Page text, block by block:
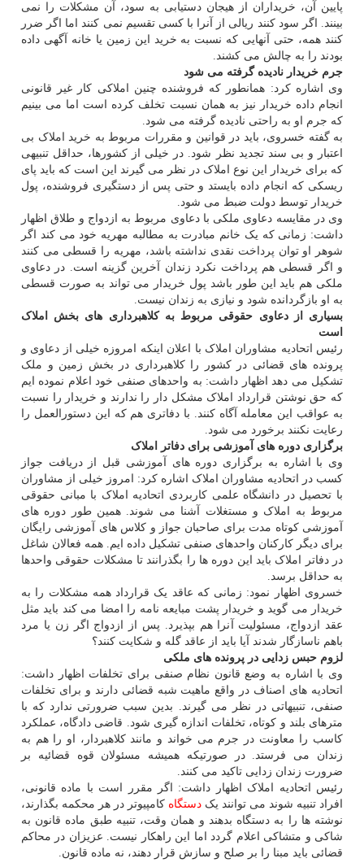
پایین آن، خریداران از هیجان دستیابی به سود، آن مشکلات را نمی
بینند. اگر سود کنند ریالی از آنرا با کسی تقسیم نمی کنند اما اگر ضرر
کنند همه، حتی آنهایی که نسبت به خرید این زمین یا خانه آگهی داده
بودند را به چالش می کشند.
جرم خریدار نادیده گرفته می شود
وی اشاره کرد: همانطور که فروشنده چنین املاکی کار غیر قانونی
انجام داده خریدار نیز به همان نسبت تخلف کرده است اما می بینیم
که جرم او به راحتی نادیده گرفته می شود.
به گفته خسروی، باید در قوانین و مقررات مربوط به خرید املاک بی
اعتبار و بی سند تجدید نظر شود. در خیلی از کشورها، حداقل تنبیهی
که برای خریدار این نوع املاک در نظر می گیرند این است که باید پای
ریسکی که انجام داده بایستد و حتی پس از دستگیری فروشنده، پول
خریدار توسط دولت ضبط می شود.
وی در مقایسه دعاوی ملکی با دعاوی مربوط به ازدواج و طلاق اظهار
داشت: زمانی که یک خانم مبادرت به مطالبه مهریه خود می کند اگر
شوهر او توان پرداخت نقدی نداشته باشد، مهریه را قسطی می کنند
و اگر قسطی هم پرداخت نکرد زندان آخرین گزینه است. در دعاوی
ملکی هم باید این طور باشد پول خریدار می تواند به صورت قسطی
به او بازگردانده شود و نیازی به زندان نیست.
بسیاری از دعاوی حقوقی مربوط به کلاهبرداری های بخش املاک
است
رئیس اتحادیه مشاوران املاک با اعلان اینکه امروزه خیلی از دعاوی و
پرونده های قضائی در کشور را کلاهبرداری در بخش زمین و ملک
تشکیل می دهد اظهار داشت: به واحدهای صنفی خود اعلام نموده ایم
که حق نوشتن قرارداد املاک مشکل دار را ندارند و خریدار را نسبت
به عواقب این معامله آگاه کنند. با دفاتری هم که این دستورالعمل را
رعایت نکنند برخورد می شود.
برگزاری دوره های آموزشی برای دفاتر املاک
وی با اشاره به برگزاری دوره های آموزشی قبل از دریافت جواز
کسب در اتحادیه مشاوران املاک اشاره کرد: امروز خیلی از مشاوران
با تحصیل در دانشگاه علمی کاربردی اتحادیه املاک با مبانی حقوقی
مربوط به املاک و مستغلات آشنا می شوند. همین طور دوره های
آموزشی کوتاه مدت برای صاحبان جواز و کلاس های آموزشی رایگان
برای دیگر کارکنان واحدهای صنفی تشکیل داده ایم. همه فعالان شاغل
در دفاتر املاک باید این دوره ها را بگذرانند تا مشکلات حقوقی واحدها
به حداقل برسد.
خسروی اظهار نمود: زمانی که عاقد یک قرارداد همه مشکلات را به
خریدار می گوید و خریدار پشت مبایعه نامه را امضا می کند باید مثل
عقد ازدواج، مسئولیت آنرا هم بپذیرد. پس از ازدواج اگر زن یا مرد
باهم ناسازگار شدند آیا باید از عاقد گله و شکایت کنند؟
لزوم حبس زدایی در پرونده های ملکی
وی با اشاره به وضع قانون نظام صنفی برای تخلفات اظهار داشت:
اتحادیه های اصناف در واقع ماهیت شبه قضائی دارند و برای تخلفات
صنفی، تنبیهاتی در نظر می گیرند. بدین سبب ضرورتی ندارد که با
مترهای بلند و کوتاه، تخلفات اندازه گیری شود. قاضی دادگاه، عملکرد
کاسب را معاونت در جرم می خواند و مانند کلاهبردار، او را هم به
زندان می فرستد. در صورتیکه همیشه مسئولان قوه قضائیه بر
ضرورت زندان زدایی تاکید می کنند.
رئیس اتحادیه املاک اظهار داشت: اگر مقرر است با ماده قانونی،
افراد تنبیه شوند می توانند یک دستگاه کامپیوتر در هر محکمه بگذارند،
نوشته ها را به دستگاه بدهند و همان وقت، تنبیه طبق ماده قانون به
شاکی و متشاکی اعلام گردد اما این راهکار نیست. عزیزان در محاکم
قضائی باید مبنا را بر صلح و سازش قرار دهند، نه ماده قانون.